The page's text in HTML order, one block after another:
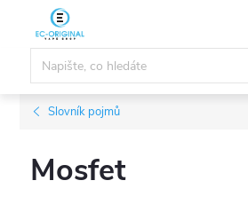
obsah
Slovník pojmů
Mosfet